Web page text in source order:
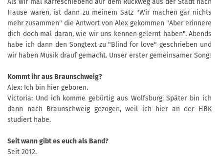
Als wir mal Karreschiebend auf dem Rückweg aus der Stadt nach
Hause waren, ist dann zu meinem Satz "Wir machen gar nichts
mehr zusammen" die Antwort von Alex gekommen "Aber erinnere
dich doch mal daran, wie wir uns kennen gelernt haben". Abends
habe ich dann den Songtext zu "Blind for love" geschrieben und
wir haben Musik drauf gemacht. Unser erster gemeinsamer Song!
Kommt ihr aus Braunschweig?
Alex: Ich bin hier geboren.
Victoria: Und ich komme gebürtig aus Wolfsburg. Später bin ich
dann nach Braunschweig gezogen, weil ich hier an der HBK
studiert habe.
Seit wann gibt es euch als Band?
Seit 2012.